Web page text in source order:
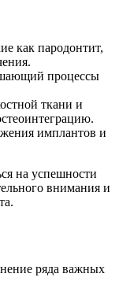
как пародонтит,
процессы
ткани и
имплантов и
на успешности
внимания и
ряда важных